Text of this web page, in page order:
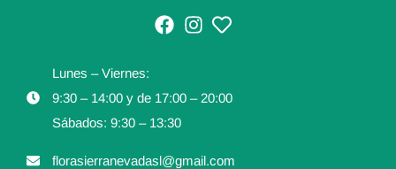
Lunes – Viernes:
9:30 – 14:00 y de 17:00 – 20:00
Sábados: 9:30 – 13:30
florasierranevadasl@gmail.com